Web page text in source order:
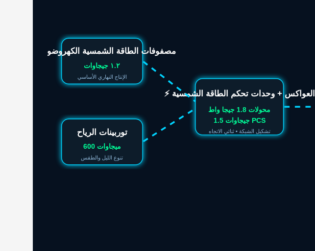
☀ مصفوفات الطاقة الشمسية الكهروضوئية
١.٢ جيجاوات
الإنتاج النهاري الأساسي
توربينات الرياح
600 ميجاوات
تنوع الليل والطقس
⚡ العواكس + وحدات تحكم الطاقة الشمسية
محولات 1.8 جيجا واط
1.5 جيجاوات PCS
تشكيل الشبكة • ثنائي الاتجاه